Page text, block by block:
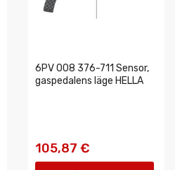
6PV 008 376-711 Sensor,
gaspedalens läge HELLA
105,87 €